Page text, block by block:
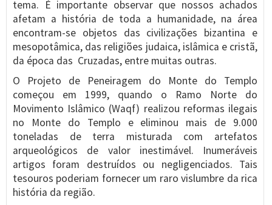
tema. É importante observar que nossos achados
afetam a história de toda a humanidade, na área
encontram-se objetos das civilizações bizantina e
mesopotâmica, das religiões judaica, islâmica e cristã,
da época das Cruzadas, entre muitas outras.
O Projeto de Peneiragem do Monte do Templo
começou em 1999, quando o Ramo Norte do
Movimento Islâmico (Waqf) realizou reformas ilegais
no Monte do Templo e eliminou mais de 9.000
toneladas de terra misturada com artefatos
arqueológicos de valor inestimável. Inumeráveis
artigos foram destruídos ou negligenciados. Tais
tesouros poderiam fornecer um raro vislumbre da rica
história da região.